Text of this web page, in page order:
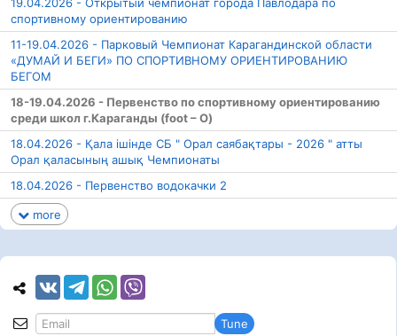
спортивному ориентированию
11-19.04.2026 - Парковый Чемпионат Карагандинской области
«ДУМАЙ И БЕГИ» ПО СПОРТИВНОМУ ОРИЕНТИРОВАНИЮ
БЕГОМ
18-19.04.2026 - Первенство по спортивному ориентированию
среди школ г.Караганды (foot – O)
18.04.2026 - Қала ішінде СБ " Орал саябақтары - 2026 " атты
Орал қаласының ашық Чемпионаты
18.04.2026 - Первенство водокачки 2
more
Tune